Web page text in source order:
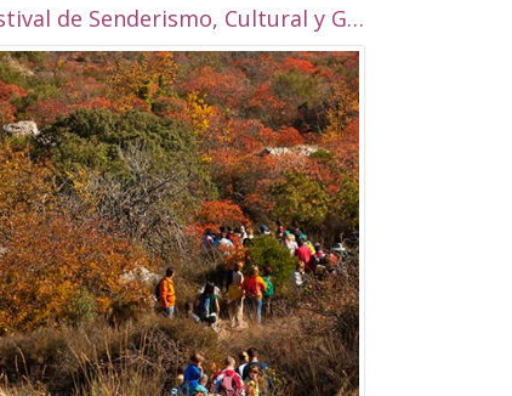
I Festival de Senderismo, Cultural y Gastronómico de Alcalá la Real